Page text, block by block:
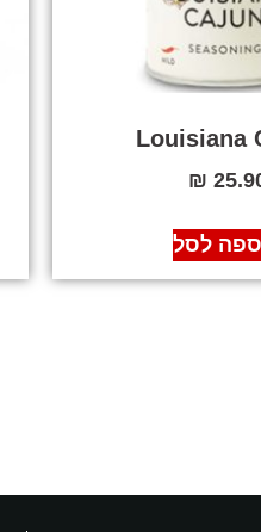
Louisiana
₪
לסל